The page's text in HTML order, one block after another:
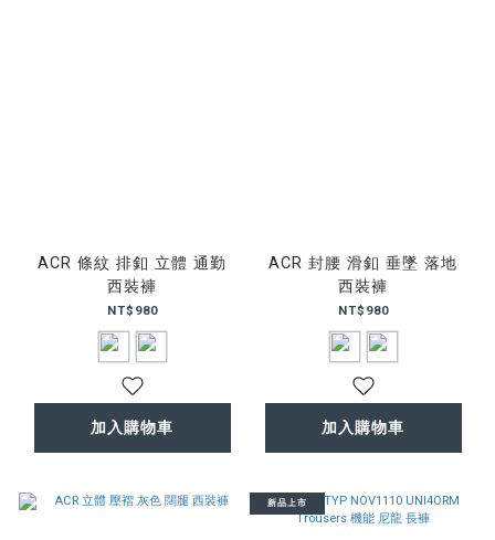
ACR 條紋 排釦 立體 通勤
西裝褲
NT$980
加入購物車
ACR 封腰 滑釦 垂墜 落地
西裝褲
NT$980
加入購物車
新品上市